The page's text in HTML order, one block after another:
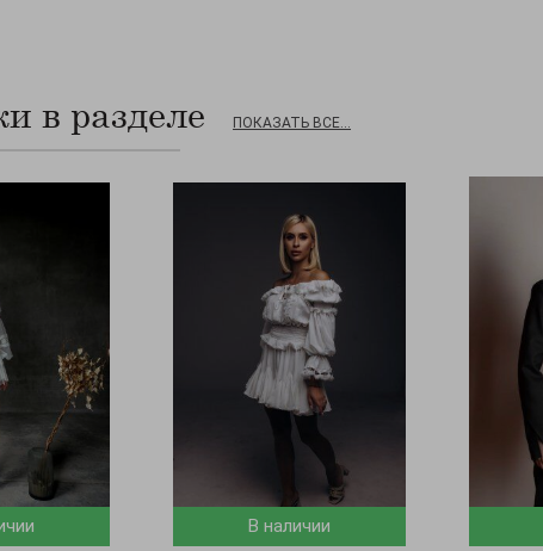
в разделе ПОКАЗАТЬ ВСЕ...
В наличии